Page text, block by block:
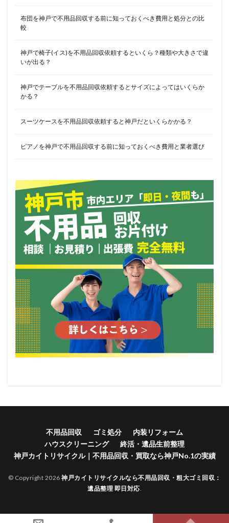
布団を神戸で不用品回収する前に知っておくべき費用と処分との比
較
神戸で椅子(イス)を不用品回収依頼するといくら？種類や大きさで違
いが出る？
神戸でテーブルを不用品回収依頼するとサイズによってはいくらか
かる？
スーツケースを不用品回収依頼すると神戸だといくらかかる？
ピアノを神戸で不用品回収する前に知っておくべき費用と業者選び
不用品回収 ゴミ処分
内装リフォーム
ハウスクリーニング
終活・遺品生前整理
神戸カイトリサイクル｜不用品回収・買取なら神戸No.1の実績
© Copyright 2026 神戸カイトリサイクルなら不用品回収・粗大ゴミ回収：
遺品整理 即日対応.